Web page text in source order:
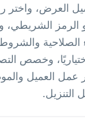
العرض، واختر
الرمز الشريطي،
الصلاحية
وخصص
عمل العميل
التنزيل.